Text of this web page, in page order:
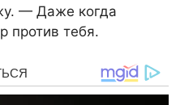
— Даже когда
против тебя.